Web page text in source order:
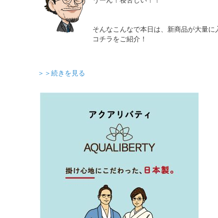
そんなこんなで本日は、新商品が大量に
コチラをご紹介！
＞＞続きを見る